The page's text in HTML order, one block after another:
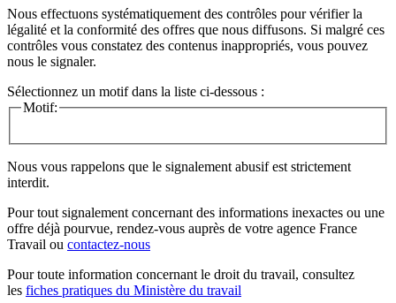
Nous effectuons systématiquement des contrôles pour vérifier la
légalité et la conformité des offres que nous diffusons. Si malgré ces
contrôles vous constatez des contenus inappropriés, vous pouvez
nous le signaler.
Sélectionnez un motif dans la liste ci-dessous :
Motif:
Nous vous rappelons que le signalement abusif est strictement
interdit.
Pour tout signalement concernant des informations inexactes ou une
offre déjà pourvue, rendez-vous auprès de votre agence France
Travail ou contactez-nous
Pour toute information concernant le droit du travail, consultez
les fiches pratiques du Ministère du travail